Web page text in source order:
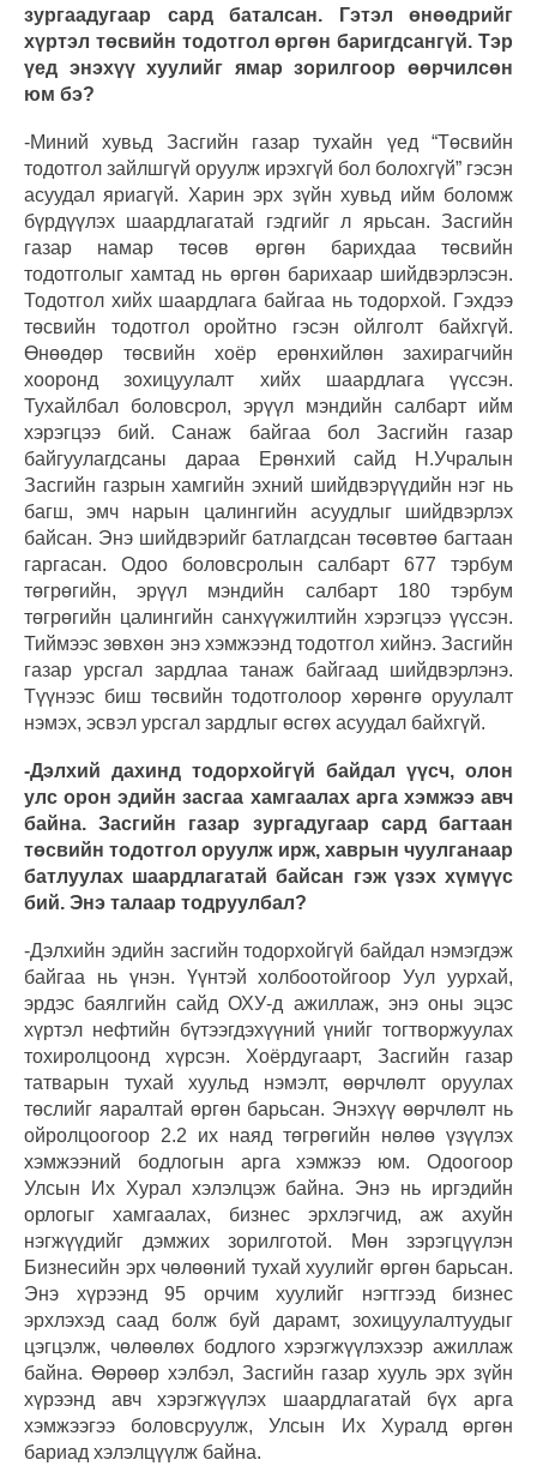
зургаадугаар сард баталсан. Гэтэл өнөөдрийг
хүртэл төсвийн тодотгол өргөн баригдсангүй. Тэр
үед энэхүү хуулийг ямар зорилгоор өөрчилсөн
юм бэ?
-Миний хувьд Засгийн газар тухайн үед “Төсвийн
тодотгол зайлшгүй оруулж ирэхгүй бол болохгүй” гэсэн
асуудал яриагүй. Харин эрх зүйн хувьд ийм боломж
бүрдүүлэх шаардлагатай гэдгийг л ярьсан. Засгийн
газар намар төсөв өргөн барихдаа төсвийн
тодотголыг хамтад нь өргөн барихаар шийдвэрлэсэн.
Тодотгол хийх шаардлага байгаа нь тодорхой. Гэхдээ
төсвийн тодотгол оройтно гэсэн ойлголт байхгүй.
Өнөөдөр төсвийн хоёр ерөнхийлөн захирагчийн
хооронд зохицуулалт хийх шаардлага үүссэн.
Тухайлбал боловсрол, эрүүл мэндийн салбарт ийм
хэрэгцээ бий. Санаж байгаа бол Засгийн газар
байгуулагдсаны дараа Ерөнхий сайд Н.Учралын
Засгийн газрын хамгийн эхний шийдвэрүүдийн нэг нь
багш, эмч нарын цалингийн асуудлыг шийдвэрлэх
байсан. Энэ шийдвэрийг батлагдсан төсөвтөө багтаан
гаргасан. Одоо боловсролын салбарт 677 тэрбум
төгрөгийн, эрүүл мэндийн салбарт 180 тэрбум
төгрөгийн цалингийн санхүүжилтийн хэрэгцээ үүссэн.
Тиймээс зөвхөн энэ хэмжээнд тодотгол хийнэ. Засгийн
газар урсгал зардлаа танаж байгаад шийдвэрлэнэ.
Түүнээс биш төсвийн тодотголоор хөрөнгө оруулалт
нэмэх, эсвэл урсгал зардлыг өсгөх асуудал байхгүй.
-Дэлхий дахинд тодорхойгүй байдал үүсч, олон
улс орон эдийн засгаа хамгаалах арга хэмжээ авч
байна. Засгийн газар зургадугаар сард багтаан
төсвийн тодотгол оруулж ирж, хаврын чуулганаар
батлуулах шаардлагатай байсан гэж үзэх хүмүүс
бий. Энэ талаар тодруулбал?
-Дэлхийн эдийн засгийн тодорхойгүй байдал нэмэгдэж
байгаа нь үнэн. Үүнтэй холбоотойгоор Уул уурхай,
эрдэс баялгийн сайд ОХУ-д ажиллаж, энэ оны эцэс
хүртэл нефтийн бүтээгдэхүүний үнийг тогтворжуулах
тохиролцоонд хүрсэн. Хоёрдугаарт, Засгийн газар
татварын тухай хуульд нэмэлт, өөрчлөлт оруулах
төслийг яаралтай өргөн барьсан. Энэхүү өөрчлөлт нь
ойролцоогоор 2.2 их наяд төгрөгийн нөлөө үзүүлэх
хэмжээний бодлогын арга хэмжээ юм. Одоогоор
Улсын Их Хурал хэлэлцэж байна. Энэ нь иргэдийн
орлогыг хамгаалах, бизнес эрхлэгчид, аж ахуйн
нэгжүүдийг дэмжих зорилготой. Мөн зэрэгцүүлэн
Бизнесийн эрх чөлөөний тухай хуулийг өргөн барьсан.
Энэ хүрээнд 95 орчим хуулийг нэгтгээд бизнес
эрхлэхэд саад болж буй дарамт, зохицуулалтуудыг
цэгцэлж, чөлөөлөх бодлого хэрэгжүүлэхээр ажиллаж
байна. Өөрөөр хэлбэл, Засгийн газар хууль эрх зүйн
хүрээнд авч хэрэгжүүлэх шаардлагатай бүх арга
хэмжээгээ боловсруулж, Улсын Их Хуралд өргөн
бариад хэлэлцүүлж байна.